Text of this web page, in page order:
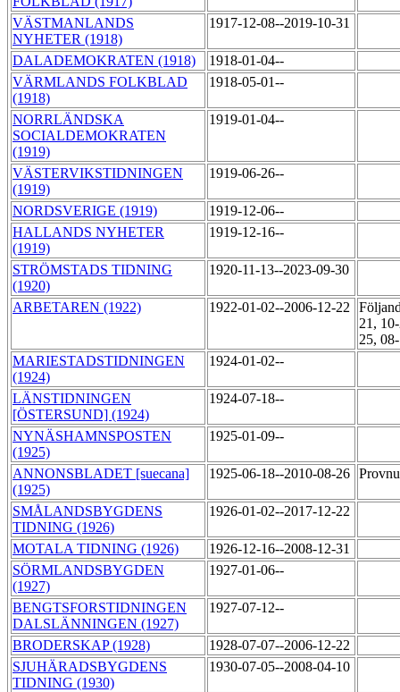
VÄSTMANLANDS
NYHETER (1918)
1917-12-08--2019-10-31
DALADEMOKRATEN (1918)
1918-01-04--
VÄRMLANDS FOLKBLAD
(1918)
1918-05-01--
NORRLÄNDSKA
SOCIALDEMOKRATEN
(1919)
1919-01-04--
VÄSTERVIKSTIDNINGEN
(1919)
1919-06-26--
NORDSVERIGE (1919)
1919-12-06--
HALLANDS NYHETER
(1919)
1919-12-16--
STRÖMSTADS TIDNING
(1920)
1920-11-13--2023-09-30
ARBETAREN (1922) 1922-01-02--2006-12-22
21,
25,
MARIESTADSTIDNINGEN
(1924)
1924-01-02--
LÄNSTIDNINGEN
[ÖSTERSUND] (1924)
1924-07-18--
NYNÄSHAMNSPOSTEN
(1925)
1925-01-09--
ANNONSBLADET [suecana]
(1925)
1925-06-18--2010-08-26
SMÅLANDSBYGDENS
TIDNING (1926)
1926-01-02--2017-12-22
MOTALA TIDNING (1926)
1926-12-16--2008-12-31
SÖRMLANDSBYGDEN
(1927)
1927-01-06--
BENGTSFORSTIDNINGEN
DALSLÄNNINGEN (1927)
1927-07-12--
BRODERSKAP (1928)
1928-07-07--2006-12-22
SJUHÄRADSBYGDENS
TIDNING (1930)
1930-07-05--2008-04-10